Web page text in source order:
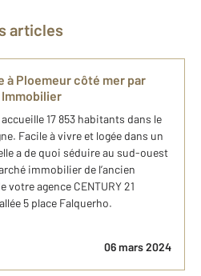
articles
à Ploemeur côté mer par
Immobilier
17 853 habitants dans le
Facile à vivre et logée dans un
a de quoi séduire au sud-ouest
immobilier de l’ancien
votre agence CENTURY 21
5 place Falquerho.
06 mars 2024